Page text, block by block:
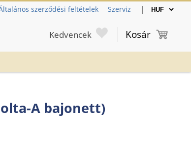
szerződési feltételek Szerviz |
Kedvencek Kosár
A bajonett)